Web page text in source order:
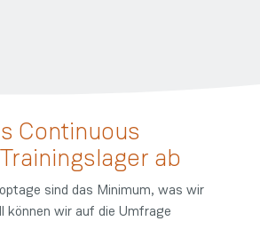
Continuous
ab
sind das Minimum, was wir
können wir auf die Umfrage